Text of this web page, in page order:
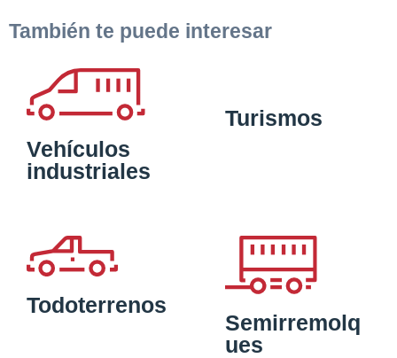
También te puede interesar
Vehículos
industriales
Turismos
Todoterrenos
Semirremolq
ues